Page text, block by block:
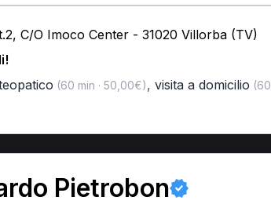
C/O Imoco Center - 31020 Villorba (TV)
(60 min · 50,00€), visita a domicilio (60
Pietrobon